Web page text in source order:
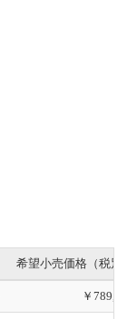
希望小売価格（税別）
￥789,000